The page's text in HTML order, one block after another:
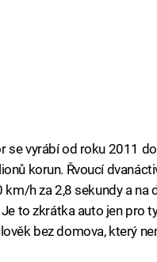
se vyrábí od roku 2011
korun. Řvoucí
km/h za 2,8 sekundy a na
to zkrátka auto jen pro
bez domova, který